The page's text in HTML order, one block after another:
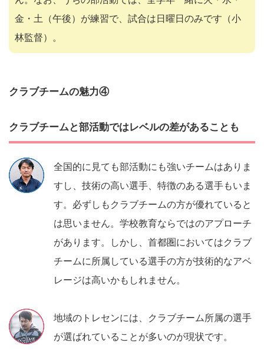
金・土（午後）が練習で、試合は日曜日のみです（小
林監督）。
クラブチームの魅力④
クラブチームと部活動ではレベルの差があることも
全国的に見ても部活動にも強いチームはありま
すし、技術の高い選手、特徴のある選手もいま
す。必ずしもクラブチームの方が優れていると
は思いません。学校教育ならではのアプローチ
があります。しかし、首都圏においてはクラブ
チームに所属している選手の方が技術的なアベ
レージは高いかもしれません。
地域のトレセンには、クラブチーム所属の選手
が選ばれていることが多いのが現状です。